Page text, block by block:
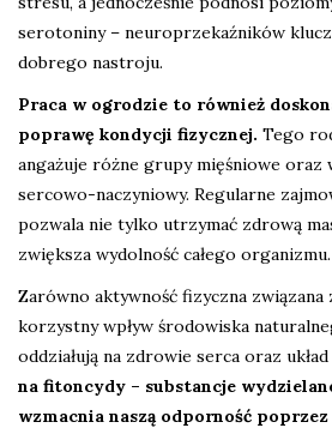
serotoniny – neuroprzekaźników
dobrego nastroju.
Praca w ogrodzie to również
poprawę kondycji fizycznej. Tego
angażuje różne grupy mięśniowe oraz
sercowo-naczyniowy. Regularne
pozwala nie tylko utrzymać zdrową
zwiększa wydolność całego organizmu.
Zarówno aktywność fizyczna
korzystny wpływ środowiska
oddziałują na zdrowie serca oraz
na fitoncydy – substancje
wzmacnia naszą odporność